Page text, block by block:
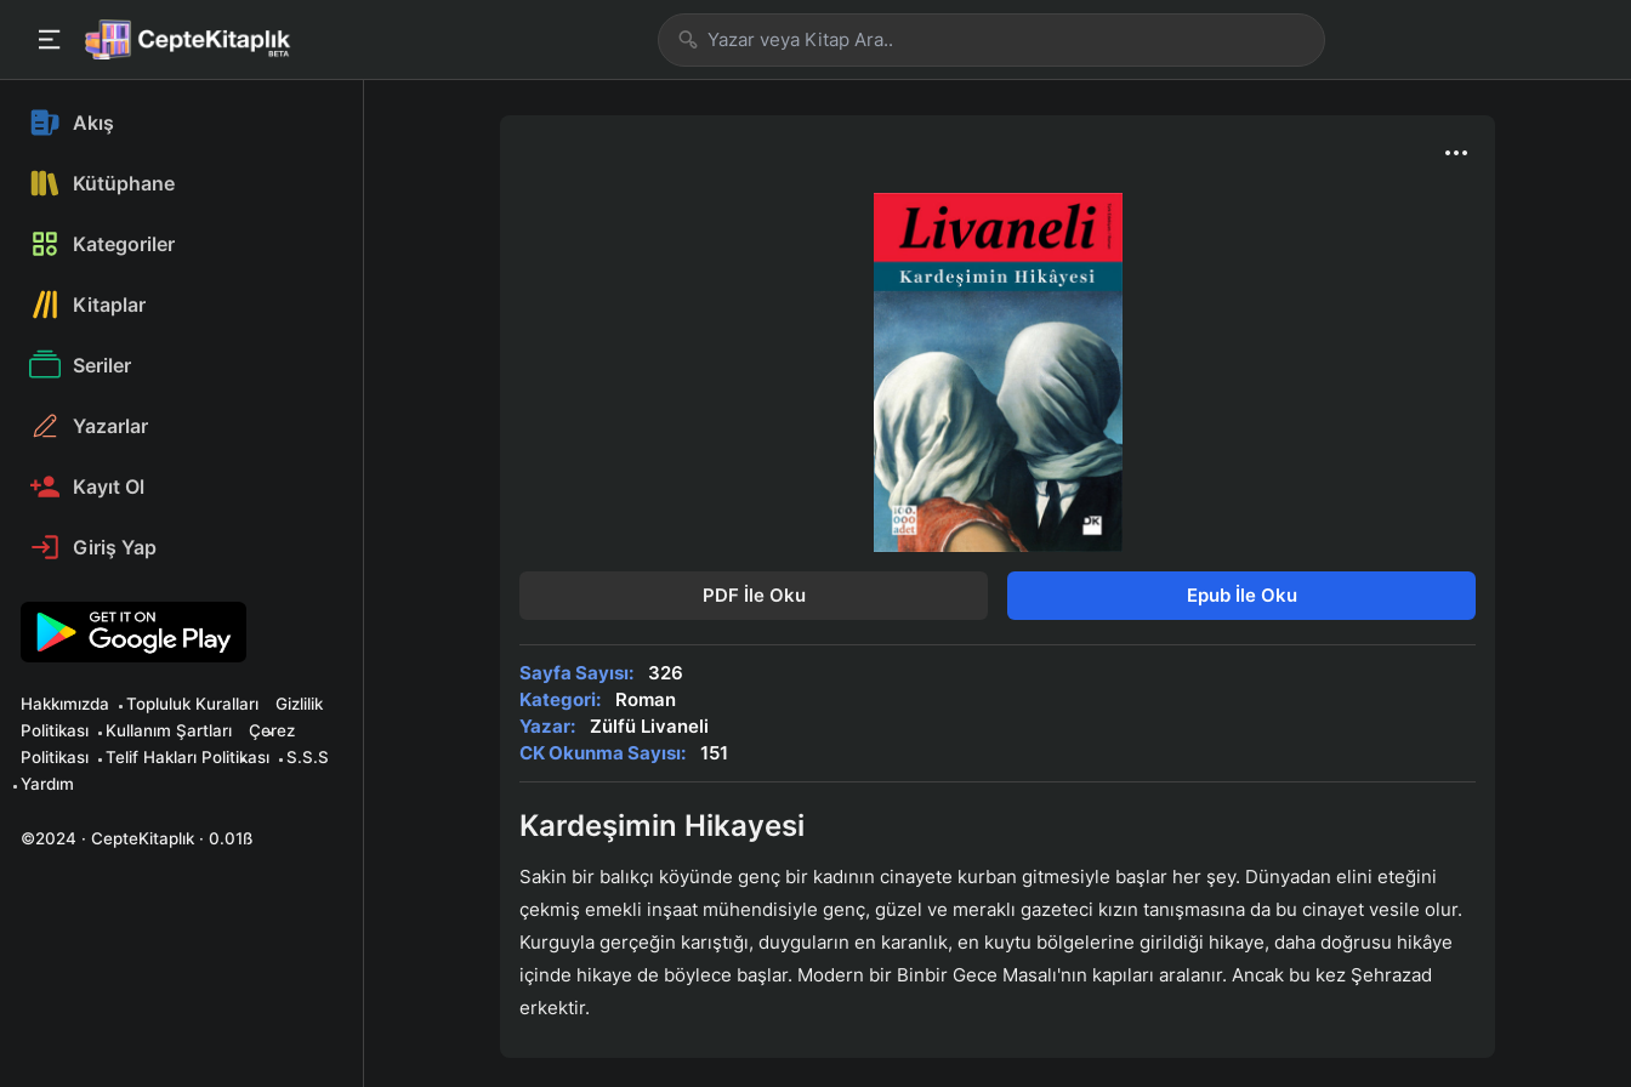
Akış
Kütüphane
Kategoriler
Kitaplar
Seriler
Yazarlar
Kayıt Ol
Giriş Yap
Hakkımızda Topluluk Kuralları
Gizlilik
Politikası
Kullanım Şartları
Çerez
Politikası
Telif Hakları Politikası
S.S.S
Yardım
©2024 · CepteKitaplık · 0.01ß
PDF İle Oku Epub İle Oku
Sayfa Sayısı:
326
Kategori:
Roman
Yazar:
Zülfü Livaneli
CK Okunma Sayısı:
151
Kardeşimin Hikayesi
Sakin bir balıkçı köyünde genç bir kadının cinayete kurban gitmesiyle başlar her şey. Dünyadan elini eteğini
çekmiş emekli inşaat mühendisiyle genç, güzel ve meraklı gazeteci kızın tanışmasına da bu cinayet vesile olur.
Kurguyla gerçeğin karıştığı, duyguların en karanlık, en kuytu bölgelerine girildiği hikaye, daha doğrusu hikâye
içinde hikaye de böylece başlar. Modern bir Binbir Gece Masalı'nın kapıları aralanır. Ancak bu kez Şehrazad
erkektir.